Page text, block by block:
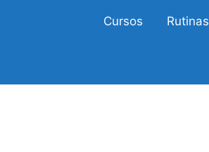
Cursos Rutinas